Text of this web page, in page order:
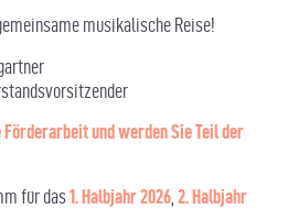
musikalische Reise!
und werden Sie Teil der
für das1. Halbjahr 2026, 2. Halbjahr